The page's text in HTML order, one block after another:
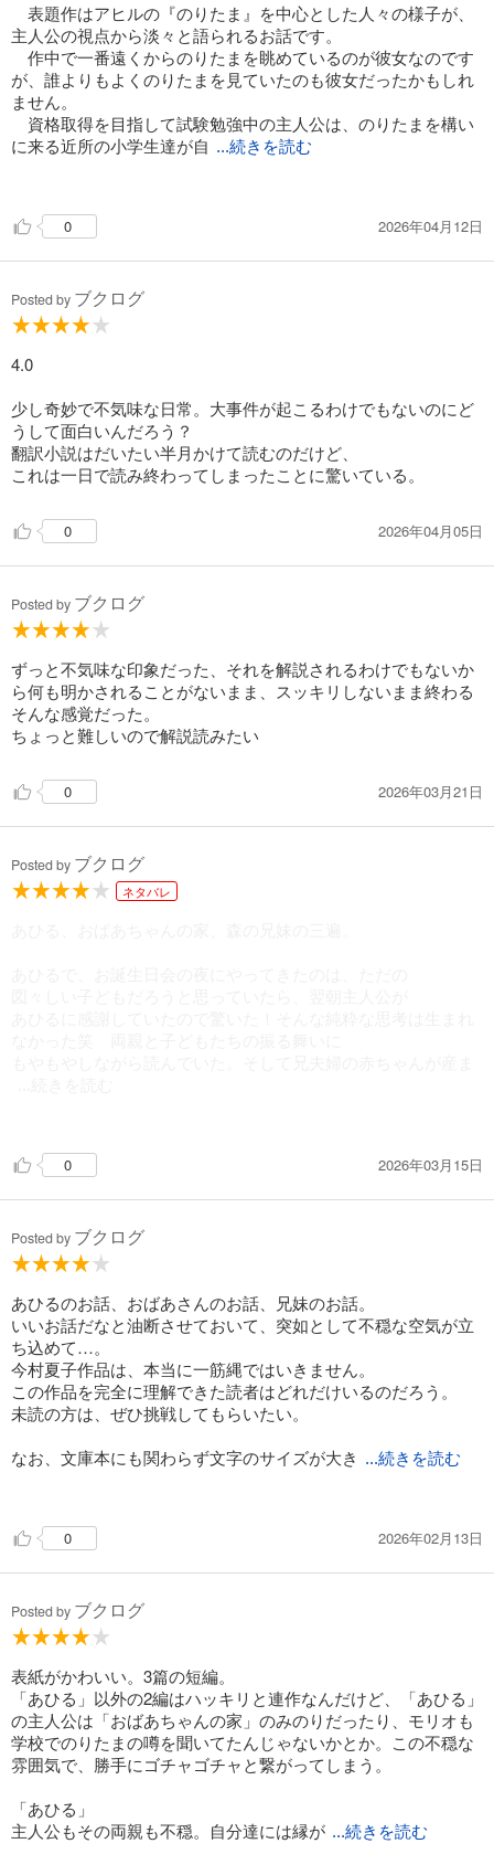
表題作はアヒルの『のりたま』を中心とした人々の様子が、
主人公の視点から淡々と語られるお話です。
作中で一番遠くからのりたまを眺めているのが彼女なのです
が、誰よりもよくのりたまを見ていたのも彼女だったかもしれ
ません。
資格取得を目指して試験勉強中の主人公は、のりたまを構い
に来る近所の小学生達が自 ...続きを読む
うなことはありません。
自室（二階）から様子を窺うだけで子供達に直接干渉するこ
買い足しておいたりなど、陰からそっと、さり気ないサポート
をするようなタイプです。彼女の言動からは、物静かで冷静な
味っていう、今村さんらしいお話なのですが、動物と一緒に暮
らした経験のある人に刺さるような箇所がいくつかありまし
た。主人公がのりたまの体を丁寧に清めてあげるシーンは思わ
ずグッときてしまいました。
りと描写された場面でした。誕生日会のエピソードは、その差
を酷くあっさりと、情け容赦なく突き付けるもので、謎の少年
が主人公の想像通りであってほしいと願わずにいられないで
『あひる』の他に二篇の短編も収められていまして、こちら
ふたつのお話はお互いにリンクしていて、内側から見たおば
あちゃんと、外側から見たおばあちゃんの違いに注目して読む
と面白いです。おばあちゃんの複雑な境遇を想うと、おばあち
ゃん子の私は非常に胸が痛みます……。それにしても、おばあ
う……？？
そして三作品通して、作中に登場する子供たちの解像度がと
にかく素晴らしいです。
小説の中でこんなにも生き生きとしたガキンチョ共を描く作
家さんに出会った事がなかったので、とても新鮮で驚きまし
0 2026年04月12日
Posted by ブクログ
4.0
少し奇妙で不気味な日常。大事件が起こるわけでもないのにど
うして面白いんだろう？
翻訳小説はだいたい半月かけて読むのだけど、
これは一日で読み終わってしまったことに驚いている。
0 2026年04月05日
Posted by ブクログ
ずっと不気味な印象だった、それを解説されるわけでもないか
ら何も明かされることがないまま、スッキリしないまま終わる
そんな感覚だった。
ちょっと難しいので解説読みたい
0 2026年03月21日
Posted by ブクログ
ネタバレ
安心や幸せな気持ちを得る為に、何かに依存するのは
普通のことなんだけど、こうして物語として淡々と
おばあちゃんの家では、おばあちゃんの足腰が弱いはず
なのに、そうとは思えないエピソードが出てくる。
の？認知症かなにかで、そのストッパーが外れて自由に振る舞
えるようになった？なら良かった。
話し声やおはぎの件は、森の兄妹とのお話の繋がりで多分モリ
オにあげていたんだろうと真相が分かって少し安心。
森の兄妹のモリオはいじめられっ子。おばあちゃんとの
交流を戸惑いつつ楽しんでいた。でも、拾った汚い手袋でマン
(多分)全巻買ってもらうことができた。それから二度と
あひるや、おばあちゃん。人はそのとき自分に、
より必要なものを選んで、それまで依存していたものを
切り捨てる。捨てるという意識すらないかも。自分も
なった。
0 2026年03月15日
Posted by ブクログ
あひるのお話、おばあさんのお話、兄妹のお話。
いいお話だなと油断させておいて、突如として不穏な空気が立
ち込めて…。
今村夏子作品は、本当に一筋縄ではいきません。
この作品を完全に理解できた読者はどれだけいるのだろう。
未読の方は、ぜひ挑戦してもらいたい。
なお、文庫本にも関わらず文字のサイズが大き
...続きを読む
村夏子による意図的なものか…。
0 2026年02月13日
Posted by ブクログ
表紙がかわいい。3篇の短編。
「あひる」以外の2編はハッキリと連作なんだけど、「あひる」
の主人公は「おばあちゃんの家」のみのりだったり、モリオも
学校でのりたまの噂を聞いてたんじゃないかとか。この不穏な
雰囲気で、勝手にゴチャゴチャと繋がってしまう。
「あひる」
主人公もその両親も不穏。自分達には縁が ...続きを読む